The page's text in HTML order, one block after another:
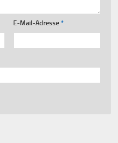
E-Mail-Adresse*